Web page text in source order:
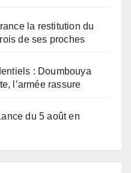
la restitution du
de ses proches
: Doumbouya
l’armée rassure
du 5 août en